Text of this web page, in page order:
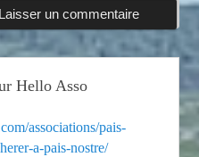
Hello Asso
associations/pais-
a-pais-nostre/